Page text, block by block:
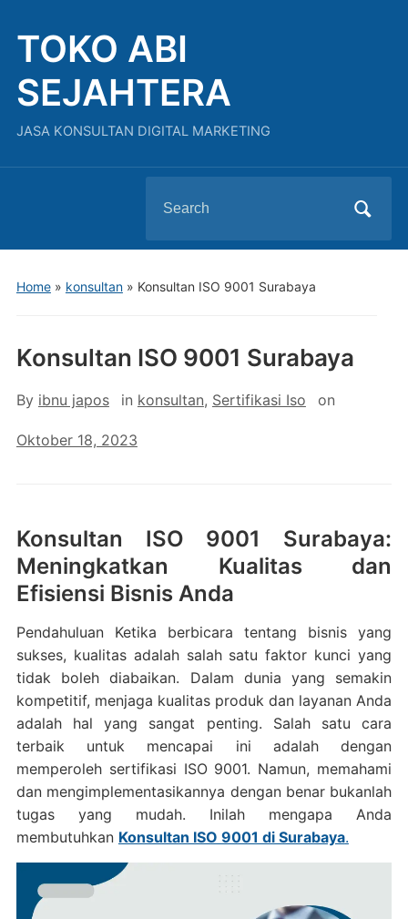
TOKO ABI
SEJAHTERA
JASA KONSULTAN DIGITAL MARKETING
for:
Home» konsultan» Konsultan ISO 9001 Surabaya
Konsultan ISO 9001 Surabaya
By ibnu japos in konsultan, Sertifikasi Iso on
Oktober 18, 2023
Konsultan ISO 9001 Surabaya:
Meningkatkan Kualitas dan
Efisiensi Bisnis Anda
Pendahuluan Ketika berbicara tentang bisnis yang
sukses, kualitas adalah salah satu faktor kunci yang
tidak boleh diabaikan. Dalam dunia yang semakin
kompetitif, menjaga kualitas produk dan layanan Anda
adalah hal yang sangat penting. Salah satu cara
terbaik untuk mencapai ini adalah dengan
memperoleh sertifikasi ISO 9001. Namun, memahami
dan mengimplementasikannya dengan benar bukanlah
tugas yang mudah. Inilah mengapa Anda
membutuhkan Konsultan ISO 9001 di Surabaya.